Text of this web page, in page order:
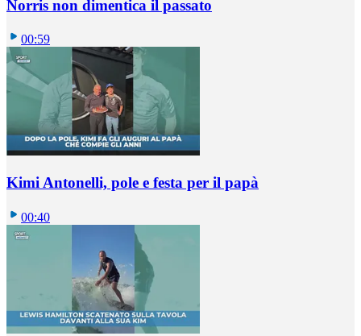
Norris non dimentica il passato
00:59
Kimi Antonelli, pole e festa per il papà
00:40